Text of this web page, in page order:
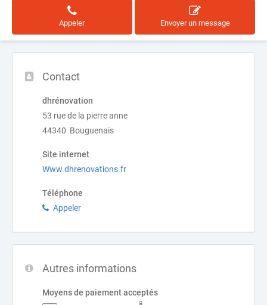
Appeler Envoyer un message
Contact
dhrénovation
53 rue de la pierre anne
44340 Bouguenais
Site internet
Www.dhrenovations.fr
Téléphone
Appeler
Autres informations
Moyens de paiement acceptés